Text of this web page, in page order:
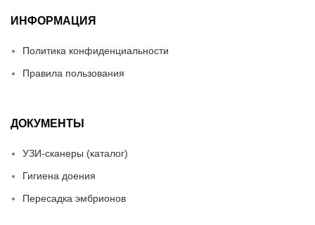
ИНФОРМАЦИЯ
Политика конфиденциальности
Правила пользования
ДОКУМЕНТЫ
УЗИ-сканеры (каталог)
Гигиена доения
Пересадка эмбрионов